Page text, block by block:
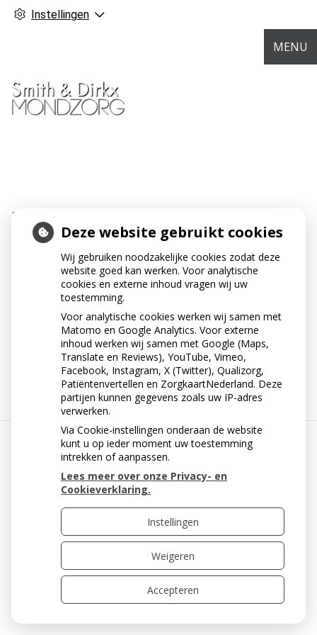
Instellingen
MENU
EERSTE TANDARTSBEZOEK BIJ
KINDEREN
INHOUD
« Terug naar het overzicht
« Terug naar het overzicht
Uw Zorg Online
Cookie-instellingen
Deze website gebruikt cookies
Wij gebruiken noodzakelijke cookies zodat deze
website goed kan werken. Voor analytische
cookies en externe inhoud vragen wij uw
toestemming.
Voor analytische cookies werken wij samen met
Matomo en Google Analytics. Voor externe
inhoud werken wij samen met Google (Maps,
Translate en Reviews), YouTube, Vimeo,
Facebook, Instagram, X (Twitter), Qualizorg,
Patiëntenvertellen en ZorgkaartNederland. Deze
partijen kunnen gegevens zoals uw IP-adres
verwerken.
Via Cookie-instellingen onderaan de website
kunt u op ieder moment uw toestemming
intrekken of aanpassen.
Lees meer over onze Privacy- en
Cookieverklaring.
Instellingen
Weigeren
Accepteren